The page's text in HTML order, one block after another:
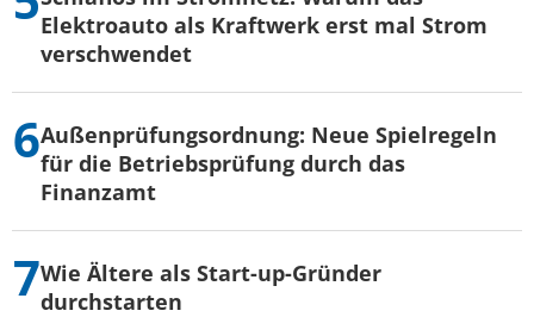
Elektroauto als Kraftwerk erst mal Strom
verschwendet
Außenprüfungsordnung: Neue Spielregeln
für die Betriebsprüfung durch das
Finanzamt
Wie Ältere als Start-up-Gründer
durchstarten